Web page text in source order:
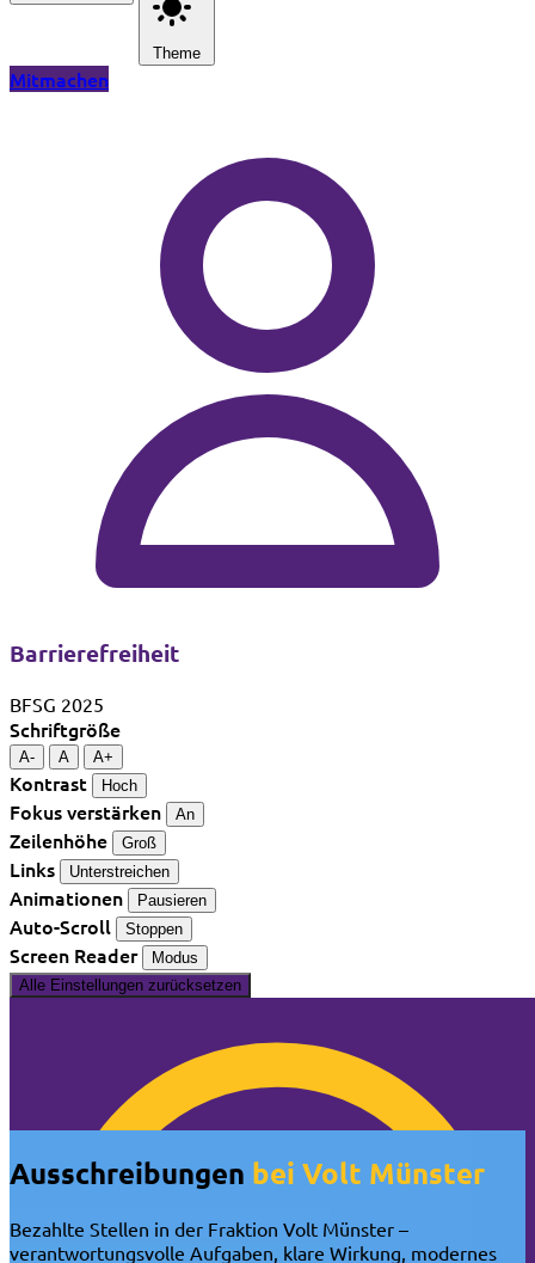
Theme
Mitmachen
Barrierefreiheit
BFSG 2025
Schriftgröße
A- A A+
Kontrast Hoch
Fokus verstärken An
Zeilenhöhe Groß
Links Unterstreichen
Animationen Pausieren
Auto-Scroll Stoppen
Screen Reader
Modus
Alle Einstellungen zurücksetzen
🍪 Cookie-Info
Ausschreibungen bei Volt Münster
Bezahlte Stellen in der Fraktion Volt Münster –
verantwortungsvolle Aufgaben, klare Wirkung, modernes